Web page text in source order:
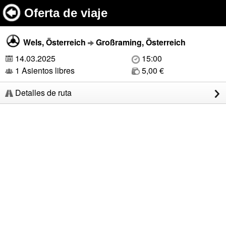
Oferta de viaje
Wels, Österreich
Großraming, Österreich
14.03.2025
15:00
1 Asientos libres
5,00 €
Detalles de ruta